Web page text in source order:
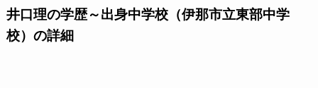
井口理の学歴～出身中学校（伊那市立東部中学
校）の詳細